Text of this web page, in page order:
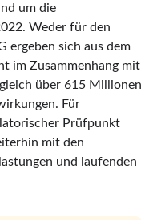
um die
Weder für den
ergeben sich aus dem
im Zusammenhang mit
über 615 Millionen
Für
Prüfpunkt
mit den
und laufenden